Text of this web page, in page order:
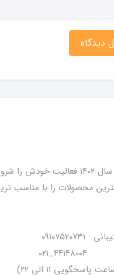
دیدگاه
ارورا شاپ از سال ۱۴۰۲ فعالیت
محصولات را با مناسب
۱۱ الی ۲۲)